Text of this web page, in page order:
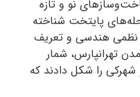
نو و تازه
پایتخت شناخته
نظمی هندسی و تعریف
تهرانپارس، شمار
شهرکی را شکل دادند که